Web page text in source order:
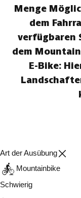
Menge
dem
verfügbaren
dem
E-Bike:
Art der Ausübung
Mountainbike
Schwierig